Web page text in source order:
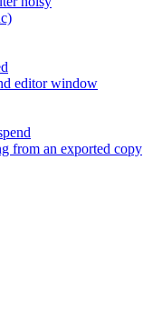
editor window
from an exported copy